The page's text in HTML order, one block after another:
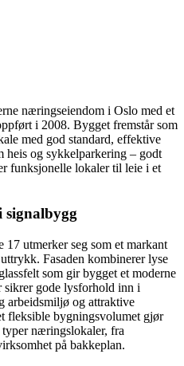
næringseiendom i Oslo med et
i 2008. Bygget fremstår som
med god standard, effektive
heis og sykkelparkering – godt
funksjonelle lokaler til leie i et
17 utmerker seg som et markant
Fasaden kombinerer lyse
som gir bygget et moderne
sikrer gode lysforhold inn i
arbeidsmiljø og attraktive
fleksible bygningsvolumet gjør
næringslokaler, fra
på bakkeplan.